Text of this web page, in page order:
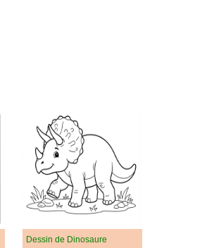
Dessin de Dinosaure